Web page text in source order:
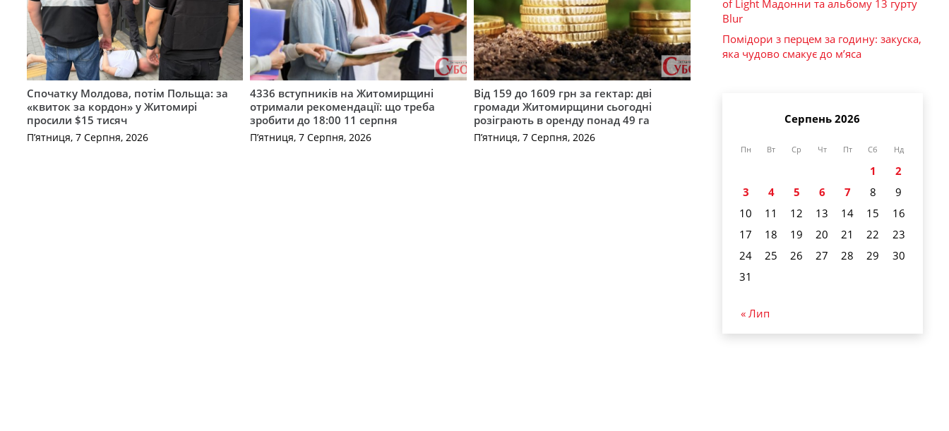
Спочатку Молдова, потім Польща: за
«квиток за кордон» у Житомирі
просили $15 тисяч
П’ятниця, 7 Серпня, 2026
4336 вступників на Житомирщині
отримали рекомендації: що треба
зробити до 18:00 11 серпня
П’ятниця, 7 Серпня, 2026
Від 159 до 1609 грн за гектар: дві
громади Житомирщини сьогодні
розіграють в оренду понад 49 га
П’ятниця, 7 Серпня, 2026
of Light Мадонни та альбому 13 гурту
Blur
Помідори з перцем за годину: закуска,
яка чудово смакує до м’яса
Серпень 2026
Пн Вт Ср Чт Пт Сб Нд
1
2
3
4 5 6 7 8
9
10
11 12 13 14 15
16
17
18 19 20 21 22
23
24
25 26 27 28 29
30
31
« Лип